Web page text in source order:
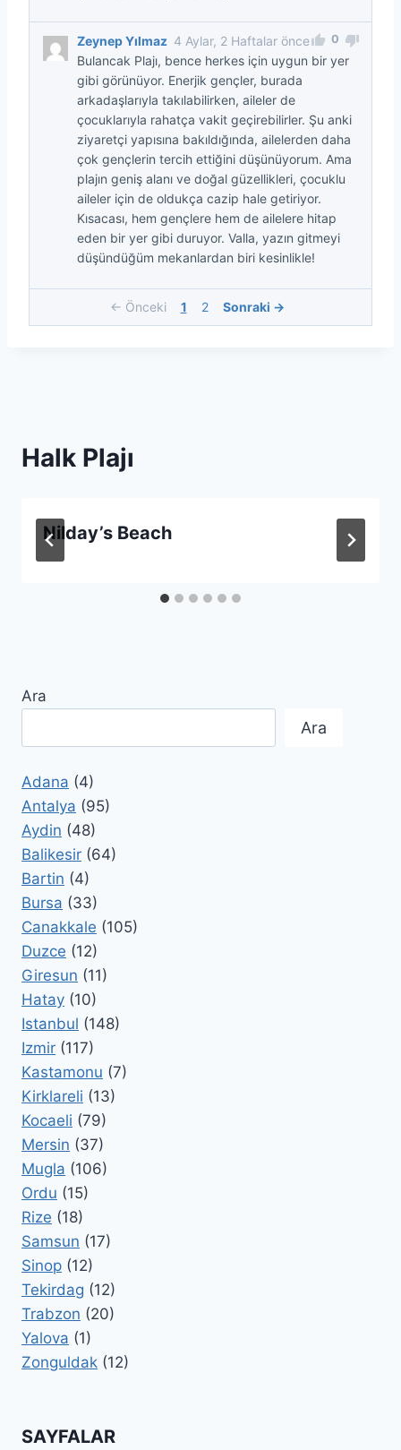
Zeynep Yılmaz 4 Aylar, 2 Haftalar önce
Bulancak Plajı, bence herkes için uygun bir yer
gibi görünüyor. Enerjik gençler, burada
arkadaşlarıyla takılabilirken, aileler de
çocuklarıyla rahatça vakit geçirebilirler. Şu anki
ziyaretçi yapısına bakıldığında, ailelerden daha
çok gençlerin tercih ettiğini düşünüyorum. Ama
plajın geniş alanı ve doğal güzellikleri, çocuklu
aileler için de oldukça cazip hale getiriyor.
Kısacası, hem gençlere hem de ailelere hitap
eden bir yer gibi duruyor. Valla, yazın gitmeyi
düşündüğüm mekanlardan biri kesinlikle!
0
← Önceki 1 2 Sonraki →
Halk Plajı
Nilday’s Beach
Ara
Ara
Adana (4)
Antalya (95)
Aydin (48)
Balikesir (64)
Bartin (4)
Bursa (33)
Canakkale (105)
Duzce (12)
Giresun (11)
Hatay (10)
Istanbul (148)
Izmir (117)
Kastamonu (7)
Kirklareli (13)
Kocaeli (79)
Mersin (37)
Mugla (106)
Ordu (15)
Rize (18)
Samsun (17)
Sinop (12)
Tekirdag (12)
Trabzon (20)
Yalova (1)
Zonguldak (12)
SAYFALAR